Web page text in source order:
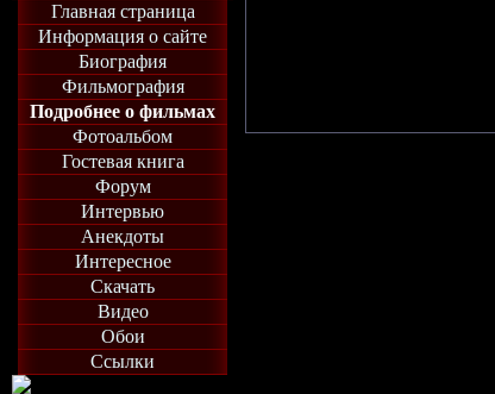
Главная страница
Информация о сайте
Биография
Фильмография
Подробнее о фильмах
Фотоальбом
Гостевая книга
Форум
Интервью
Анекдоты
Интересное
Скачать
Видео
Обои
Ссылки